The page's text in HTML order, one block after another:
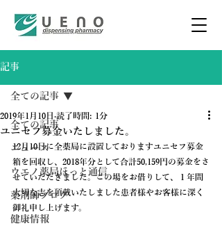
記事
全ての記事
ニュース
ウエノ薬局ほっと通信
薬剤師ブログ
健康情報
全ての記事
ユニセフ募金いたしました。
2019年1月10日 読了時間: 1分
12月10日に全薬局に設置しておりますユニセフ募金
箱を回収し、2018年分として合計50,159円の募金をさ
せていただきました。この場をお借りして、１年間
大切な志を頂戴いたしました患者様やお客様に深く
御礼申し上げます。